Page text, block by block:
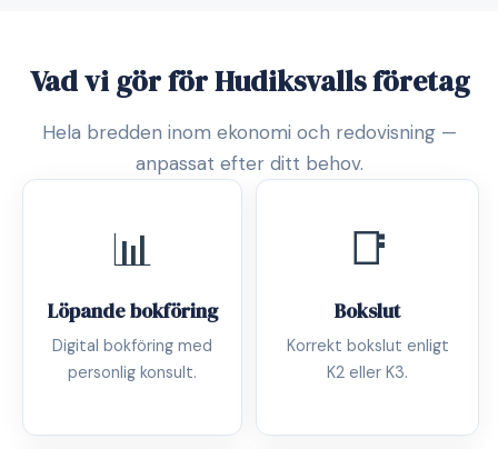
Vad vi gör för Hudiksvalls företag
Hela bredden inom ekonomi och redovisning —
anpassat efter ditt behov.
📊
Löpande bokföring
Digital bokföring med
personlig konsult.
📑
Bokslut
Korrekt bokslut enligt
K2 eller K3.